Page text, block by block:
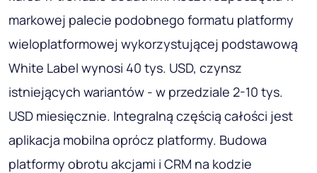
markowej palecie podobnego formatu platformy
wieloplatformowej wykorzystującej podstawową
White Label wynosi 40 tys. USD, czynsz
istniejących wariantów - w przedziale 2-10 tys.
USD miesięcznie. Integralną częścią całości jest
aplikacja mobilna oprócz platformy. Budowa
platformy obrotu akcjami i CRM na kodzie